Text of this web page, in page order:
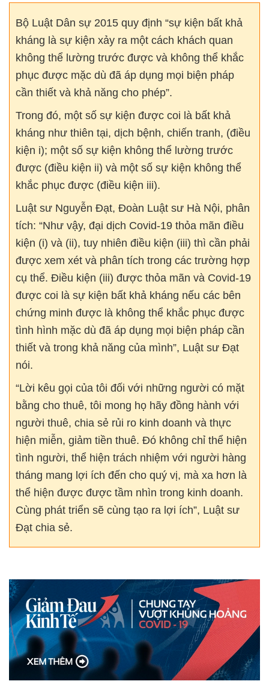
Bộ Luật Dân sự 2015 quy định “sự kiện bất khả
kháng là sự kiện xảy ra một cách khách quan
không thể lường trước được và không thể khắc
phục được mặc dù đã áp dụng mọi biện pháp
cần thiết và khả năng cho phép”.
Trong đó, một số sự kiện được coi là bất khả
kháng như thiên tại, dịch bệnh, chiến tranh, (điều
kiện i); một số sự kiện không thể lường trước
được (điều kiện ii) và một số sự kiện không thể
khắc phục được (điều kiện iii).
Luật sư Nguyễn Đạt, Đoàn Luật sư Hà Nội, phân
tích: “Như vậy, đại dịch Covid-19 thỏa mãn điều
kiện (i) và (ii), tuy nhiên điều kiện (iii) thì cần phải
được xem xét và phân tích trong các trường hợp
cụ thể. Điều kiện (iii) được thỏa mãn và Covid-19
được coi là sự kiện bất khả kháng nếu các bên
chứng minh được là không thể khắc phục được
tình hình mặc dù đã áp dụng mọi biện pháp cần
thiết và trong khả năng của mình”, Luật sư Đạt
nói.
“Lời kêu gọi của tôi đối với những người có mặt
bằng cho thuê, tôi mong họ hãy đồng hành với
người thuê, chia sẻ rủi ro kinh doanh và thực
hiện miễn, giảm tiền thuê. Đó không chỉ thể hiện
tình người, thể hiện trách nhiệm với người hàng
tháng mang lợi ích đến cho quý vị, mà xa hơn là
thể hiện được được tầm nhìn trong kinh doanh.
Cùng phát triển sẽ cùng tạo ra lợi ích”, Luật sư
Đạt chia sẻ.